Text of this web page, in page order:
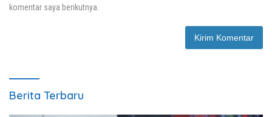
komentar saya berikutnya.
Berita Terbaru